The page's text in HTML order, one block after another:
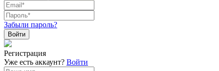
Забыли пароль?
Регистрация
Уже есть аккаунт? Войти